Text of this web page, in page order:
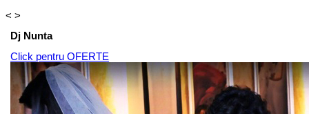
< >
Dj Nunta
Click pentru OFERTE